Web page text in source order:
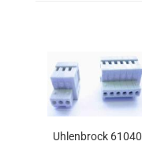
Uhlenbrock